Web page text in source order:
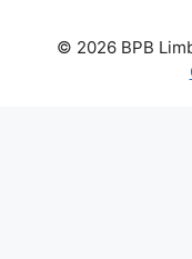
© 2026 BPB